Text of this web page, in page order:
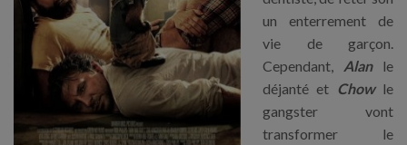
un enterrement de
vie de garçon.
Cependant, Alanle
déjanté et Chowle
gangster vont
transformer le